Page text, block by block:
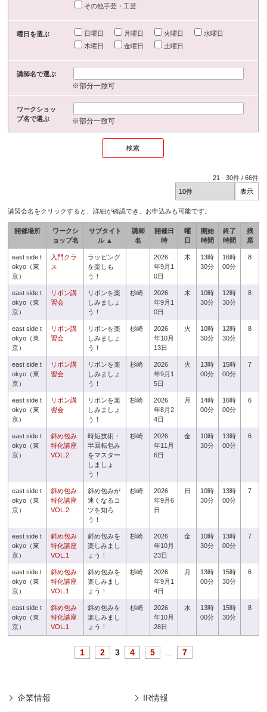
その他手芸・工芸
曜日を選ぶ 日曜日 月曜日 火曜日
水曜日
木曜日
金曜日 土曜日
講師名で選ぶ
※部分一致可
ワークショッ
プ名で選ぶ
※部分一致可
21 -30件 /66件
講習会名をクリックすると、詳細が確認でき、お申込みも可能です。
開催場所
ワークシ
ョップ名
サブタイト
ル ▲
講師
名
開催日
時
曜
日
開始
時間
終了
時間
残
席
east side t
okyo（東
京）
入門クラ
ス
ラッピング
を楽しも
う！
2026
年9月1
0日
木
13時
30分
16時
00分
8
east side t
okyo（東
京）
リボン講
習会
リボンを楽
しみましょ
う！
杉崎
2026
年9月1
0日
木
10時
30分
12時
30分
8
east side t
okyo（東
京）
リボン講
習会
リボンを楽
しみましょ
う！
杉崎
2026
年10月
13日
火
10時
30分
12時
30分
8
east side t
okyo（東
京）
リボン講
習会
リボンを楽
しみましょ
う！
杉崎
2026
年9月1
5日
火
13時
00分
15時
00分
7
east side t
okyo（東
京）
リボン講
習会
リボンを楽
しみましょ
う！
杉崎
2026
年8月2
4日
月
14時
00分
16時
00分
6
east side t
okyo（東
京）
斜め包み
特化講座
VOL.2
時短技術・
半回転包み
をマスター
しましょ
う！
杉崎
2026
年11月
6日
金
10時
30分
13時
00分
6
east side t
okyo（東
京）
斜め包み
特化講座
VOL.2
斜め包みが
速くなるコ
ツを知ろ
う！
杉崎
2026
年9月6
日
日
10時
30分
13時
00分
7
east side t
okyo（東
京）
斜め包み
特化講座
VOL.1
斜め包みを
楽しみまし
ょう！
杉崎
2026
年10月
23日
金
10時
30分
13時
00分
7
east side t
okyo（東
京）
斜め包み
特化講座
VOL.1
斜め包みを
楽しみまし
ょう！
杉崎
2026
年9月1
4日
月
13時
00分
15時
30分
6
east side t
okyo（東
京）
斜め包み
特化講座
VOL.1
斜め包みを
楽しみまし
ょう！
杉崎
2026
年10月
28日
水
13時
00分
15時
30分
8
1 2 3 4 5 7
企業情報 IR情報